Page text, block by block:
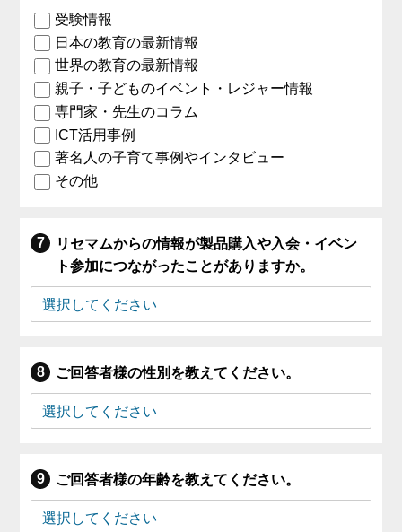
受験情報
日本の教育の最新情報
世界の教育の最新情報
親子・子どものイベント・レジャー情報
専門家・先生のコラム
ICT活用事例
著名人の子育て事例やインタビュー
その他
リセマムからの情報が製品購入や入会・イベン
ト参加につながったことがありますか。
ご回答者様の性別を教えてください。
ご回答者様の年齢を教えてください。